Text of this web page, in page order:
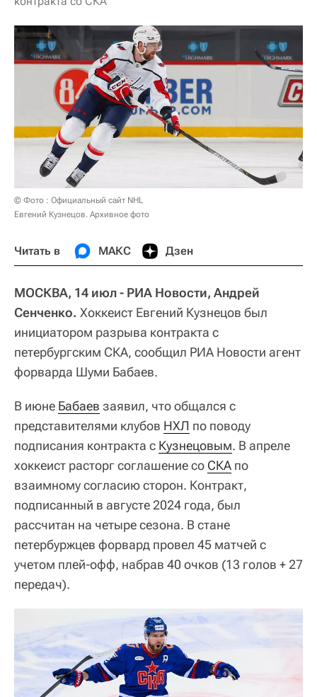
© Фото : Официальный сайт NHL
Евгений Кузнецов. Архивное фото
Читать в МАКС Дзен
МОСКВА, 14 июл - РИА Новости, Андрей
Сенченко. Хоккеист Евгений Кузнецов был
инициатором разрыва контракта с
петербургским СКА, сообщил РИА Новости агент
форварда Шуми Бабаев.
В июне Бабаев заявил, что общался с
представителями клубов НХЛ по поводу
подписания контракта с Кузнецовым. В апреле
хоккеист расторг соглашение со СКА по
взаимному согласию сторон. Контракт,
подписанный в августе 2024 года, был
рассчитан на четыре сезона. В стане
петербуржцев форвард провел 45 матчей с
учетом плей-офф, набрав 40 очков (13 голов + 27
передач).